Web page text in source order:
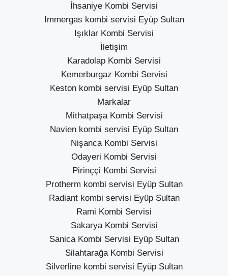
İhsaniye Kombi Servisi
Immergas kombi servisi Eyüp Sultan
Işıklar Kombi Servisi
İletişim
Karadolap Kombi Servisi
Kemerburgaz Kombi Servisi
Keston kombi servisi Eyüp Sultan
Markalar
Mithatpaşa Kombi Servisi
Navien kombi servisi Eyüp Sultan
Nişanca Kombi Servisi
Odayeri Kombi Servisi
Pirinççi Kombi Servisi
Protherm kombi servisi Eyüp Sultan
Radiant kombi servisi Eyüp Sultan
Rami Kombi Servisi
Sakarya Kombi Servisi
Sanica Kombi Servisi Eyüp Sultan
Silahtarağa Kombi Servisi
Silverline kombi servisi Eyüp Sultan